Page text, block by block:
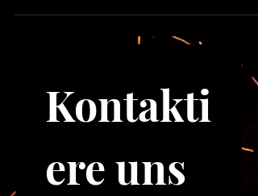
Kontakti
ere uns